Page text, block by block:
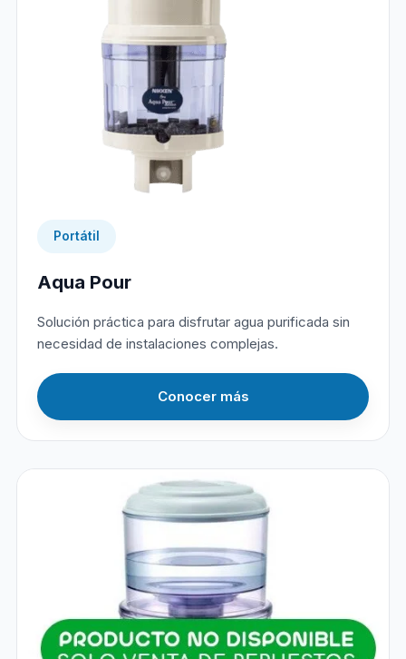
Portátil
Aqua Pour
Solución práctica para disfrutar agua purificada sin
necesidad de instalaciones complejas.
Conocer más